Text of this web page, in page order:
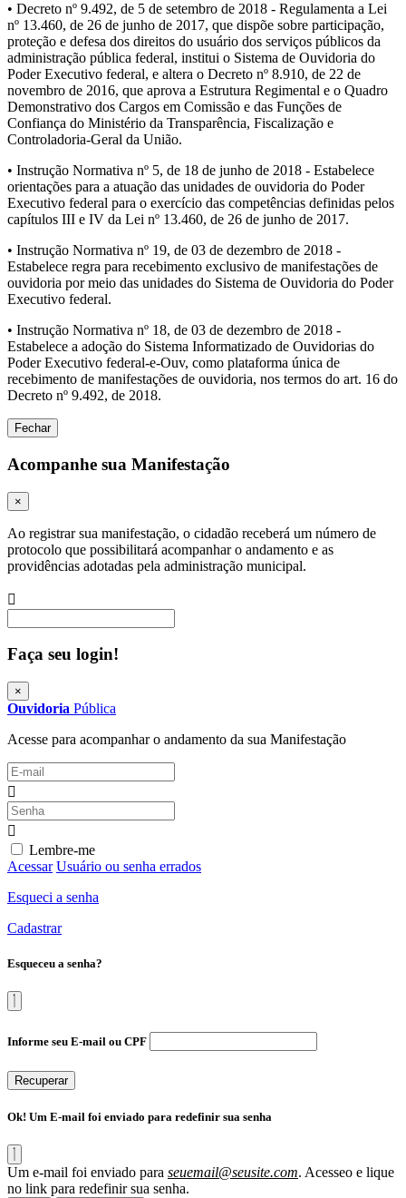
• Decreto nº 9.492, de 5 de setembro de 2018 - Regulamenta a Lei
nº 13.460, de 26 de junho de 2017, que dispõe sobre participação,
proteção e defesa dos direitos do usuário dos serviços públicos da
administração pública federal, institui o Sistema de Ouvidoria do
Poder Executivo federal, e altera o Decreto nº 8.910, de 22 de
novembro de 2016, que aprova a Estrutura Regimental e o Quadro
Demonstrativo dos Cargos em Comissão e das Funções de
Confiança do Ministério da Transparência, Fiscalização e
Controladoria-Geral da União.
• Instrução Normativa nº 5, de 18 de junho de 2018 - Estabelece
orientações para a atuação das unidades de ouvidoria do Poder
Executivo federal para o exercício das competências definidas pelos
capítulos III e IV da Lei nº 13.460, de 26 de junho de 2017.
• Instrução Normativa nº 19, de 03 de dezembro de 2018 -
Estabelece regra para recebimento exclusivo de manifestações de
ouvidoria por meio das unidades do Sistema de Ouvidoria do Poder
Executivo federal.
• Instrução Normativa nº 18, de 03 de dezembro de 2018 -
Estabelece a adoção do Sistema Informatizado de Ouvidorias do
Poder Executivo federal-e-Ouv, como plataforma única de
recebimento de manifestações de ouvidoria, nos termos do art. 16 do
Decreto nº 9.492, de 2018.
Fechar
Acompanhe sua Manifestação
×
Ao registrar sua manifestação, o cidadão receberá um número de
protocolo que possibilitará acompanhar o andamento e as
providências adotadas pela administração municipal.
Faça seu login!
×
Ouvidoria Pública
Acesse para acompanhar o andamento da sua Manifestação
Lembre-me
Acessar Usuário ou senha errados
Esqueci a senha
Cadastrar
Esqueceu a senha?
Informe seu E-mail ou CPF
Recuperar
Ok! Um E-mail foi enviado para redefinir sua senha
Um e-mail foi enviado para seuemail@seusite.com. Acesseo e lique
no link para redefinir sua senha.